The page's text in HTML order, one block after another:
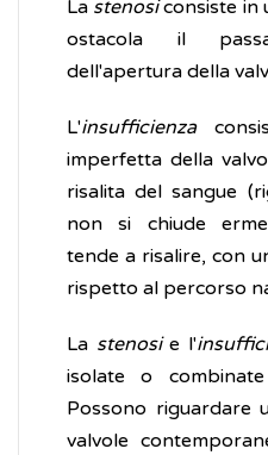
La stenosiconsiste in
ostacola il
dell'apertura della
L'insufficienza
imperfetta della
risalita del sangue
non si chiude
tende a risalire, con
rispetto al percorso
La stenosie l'
isolate o combinate
Possono riguardare
valvole